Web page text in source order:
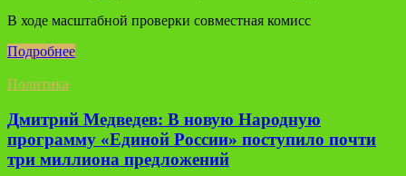
В ходе масштабной проверки совместная комисс
Подробнее
Политика
Дмитрий Медведев: В новую Народную
программу «Единой России» поступило почти
три миллиона предложений